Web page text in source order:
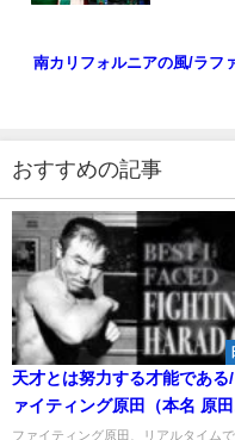
南カリフォルニアの風/ラフ
おすすめの記事
天才とは努力する才能である
ァイティング原田（本名 原
彦）
ファイティング原田、リアルタイム